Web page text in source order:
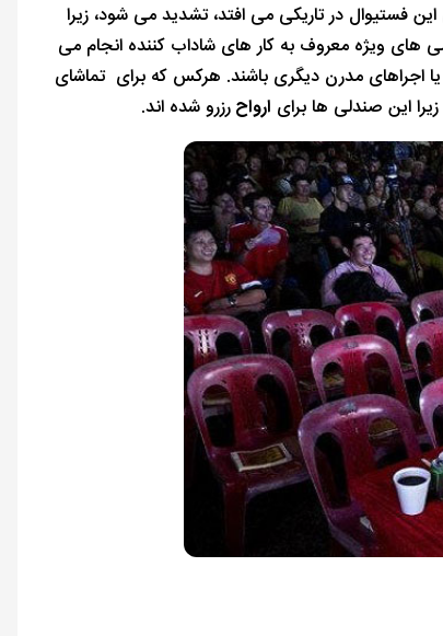
فستیوال در تاریکی می افتد، تشدید می شود، زیرا
های ویژه معروف به کار های شاداب کننده انجام می
یا اجراهای مدرن دیگری باشند. هرکس که برای تماشای
این صندلی ها برای ارواحرزرو شده اند.